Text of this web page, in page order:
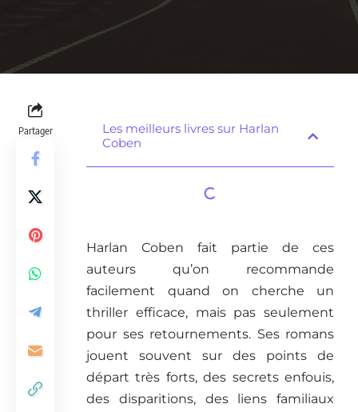
Partager
Les meilleurs livres sur Harlan
Coben
Harlan Coben fait partie de ces
auteurs qu’on recommande
facilement quand on cherche un
thriller efficace, mais pas seulement
pour ses retournements. Ses romans
jouent souvent sur des points de
départ très forts, des secrets enfouis,
des disparitions, des liens familiaux